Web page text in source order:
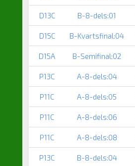
D13C B-8-dels:01
D15C B-Kvartsfinal:04
D15A B-Semifinal:02
P13C A-8-dels:04
P11C A-8-dels:05
P11C A-8-dels:06
P11C A-8-dels:08
P13C B-8-dels:04